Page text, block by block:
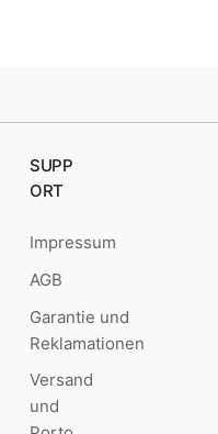
SUPP
ORT
Impressum
AGB
Garantie und
Reklamationen
Versand
und